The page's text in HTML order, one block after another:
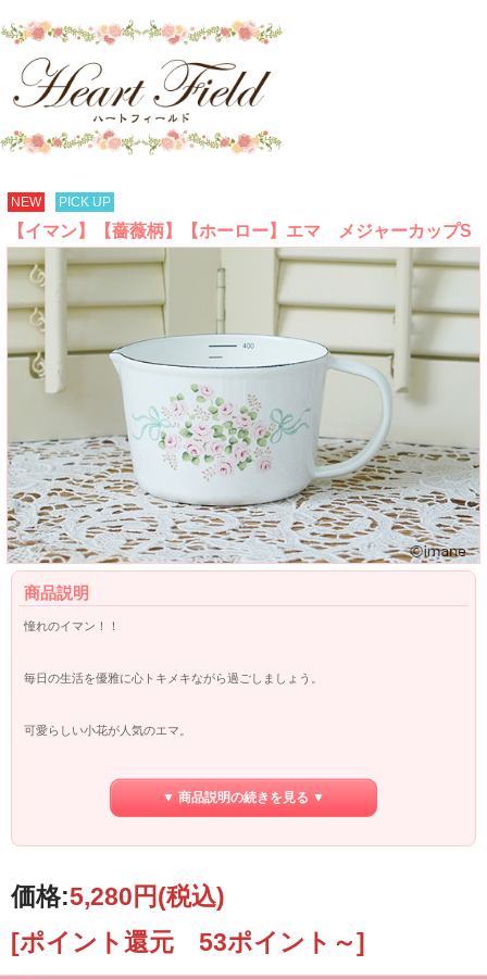
NEW PICK UP
【イマン】【薔薇柄】【ホーロー】エマ メジャーカップS
商品説明
憧れのイマン！！
毎日の生活を優雅に心トキメキながら過ごしましょう。
可愛らしい小花が人気のエマ。
お料理タイムには計量カップが大活躍！！
サイズ ： 幅 14ｃｍ 奥行き 10ｃｍ 高さ 7ｃｍ 容量 450ml
材質 ： ステンレススチール琺瑯
▼ 商品説明の続きを見る ▼
価格:5,280円(税込)
[ポイント還元 53ポイント～]